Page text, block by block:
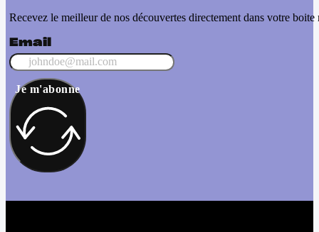
Recevez le meilleur de nos découvertes directement dans votre boite
Email
Je m'abonne